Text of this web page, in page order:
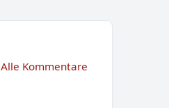
Alle Kommentare